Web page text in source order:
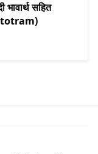
भावार्थ सहित